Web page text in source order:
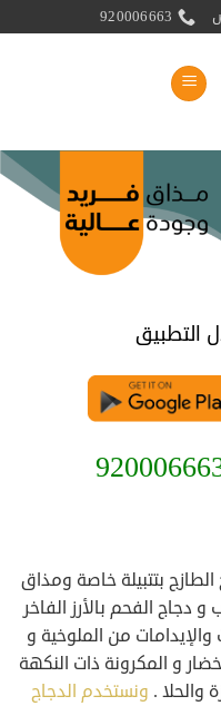
920006663
التطبيق
بتتبيلة خاصة ومذاق
دجاج الفحم بالأرز الفاخر
والإيدامات من الملوخية و
و المكرونة ذات النكهة
والحلا . ونستخدم الدجاج